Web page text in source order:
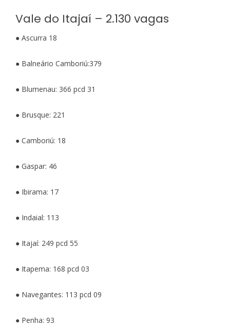
Vale do Itajaí – 2.130 vagas
● Ascurra 18
● Balneário Camboriú:379
● Blumenau: 366 pcd 31
● Brusque: 221
● Camboriú: 18
● Gaspar: 46
● Ibirama: 17
● Indaial: 113
● Itajaí: 249 pcd 55
● Itapema: 168 pcd 03
● Navegantes: 113 pcd 09
● Penha: 93